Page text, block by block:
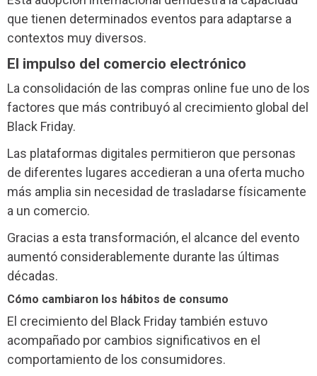
que tienen determinados eventos para adaptarse a
contextos muy diversos.
El impulso del comercio electrónico
La consolidación de las compras online fue uno de los
factores que más contribuyó al crecimiento global del
Black Friday.
Las plataformas digitales permitieron que personas
de diferentes lugares accedieran a una oferta mucho
más amplia sin necesidad de trasladarse físicamente
a un comercio.
Gracias a esta transformación, el alcance del evento
aumentó considerablemente durante las últimas
décadas.
Cómo cambiaron los hábitos de consumo
El crecimiento del Black Friday también estuvo
acompañado por cambios significativos en el
comportamiento de los consumidores.